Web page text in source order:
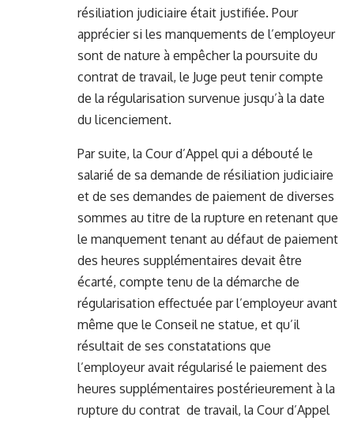
résiliation judiciaire était justifiée. Pour
apprécier si les manquements de l’employeur
sont de nature à empêcher la poursuite du
contrat de travail, le Juge peut tenir compte
de la régularisation survenue jusqu’à la date
du licenciement.
Par suite, la Cour d’Appel qui a débouté le
salarié de sa demande de résiliation judiciaire
et de ses demandes de paiement de diverses
sommes au titre de la rupture en retenant que
le manquement tenant au défaut de paiement
des heures supplémentaires devait être
écarté, compte tenu de la démarche de
régularisation effectuée par l’employeur avant
même que le Conseil ne statue, et qu’il
résultait de ses constatations que
l’employeur avait régularisé le paiement des
heures supplémentaires postérieurement à la
rupture du contrat de travail, la Cour d’Appel